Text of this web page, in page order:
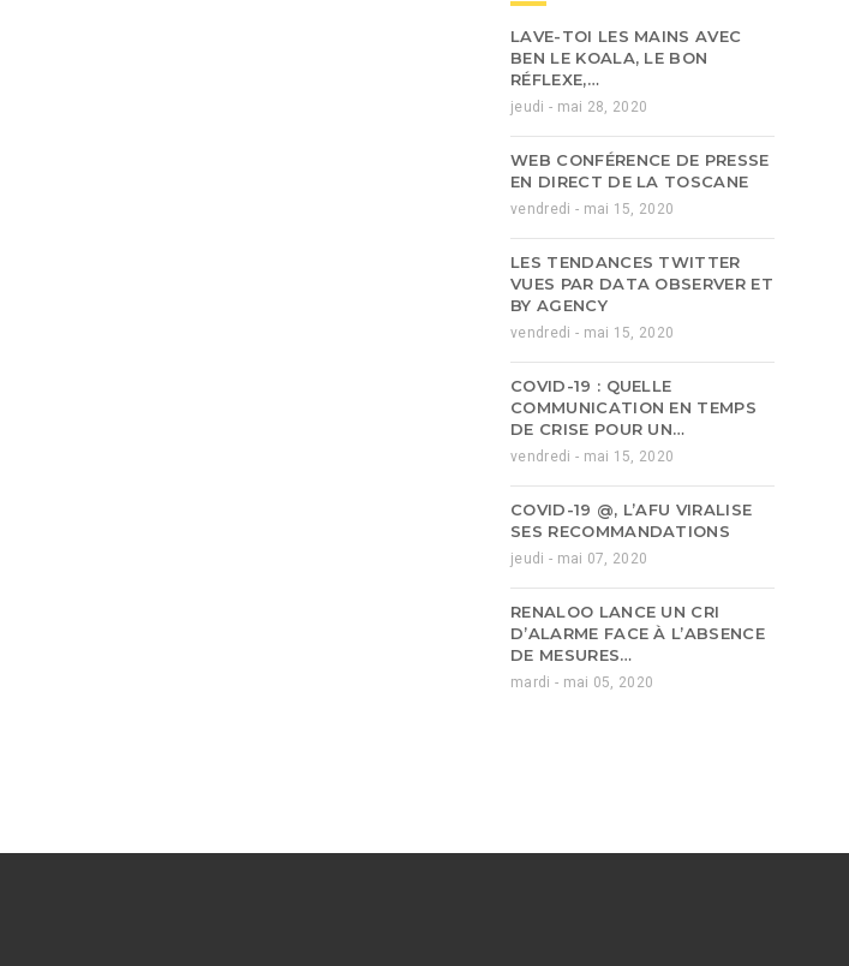
LAVE-TOI LES MAINS AVEC
BEN LE KOALA, LE BON
RÉFLEXE,…
jeudi - mai 28, 2020
WEB CONFÉRENCE DE PRESSE
EN DIRECT DE LA TOSCANE
vendredi - mai 15, 2020
LES TENDANCES TWITTER
VUES PAR DATA OBSERVER ET
BY AGENCY
vendredi - mai 15, 2020
COVID-19 : QUELLE
COMMUNICATION EN TEMPS
DE CRISE POUR UN…
vendredi - mai 15, 2020
COVID-19 @, L’AFU VIRALISE
SES RECOMMANDATIONS
jeudi - mai 07, 2020
RENALOO LANCE UN CRI
D’ALARME FACE À L’ABSENCE
DE MESURES…
mardi - mai 05, 2020